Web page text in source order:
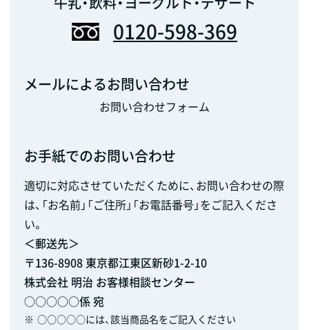
0120-598-369
メールによるお問い合わせ
お問い合わせフォーム
お手紙でのお問い合わせ
適切に対応させていただくために、お問い合わせの際
は、「お名前」「ご住所」「お電話番号」をご記入くださ
い。
＜郵送先＞
〒136-8908 東京都江東区新砂1-2-10
株式会社 明治 お客様相談センター
○○○○○係 宛
※ ○○○○○には、該当商品名をご記入ください